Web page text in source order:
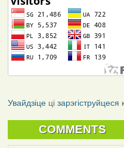
Увайдзіцеці зарэгіструйцеся
COMMENTS